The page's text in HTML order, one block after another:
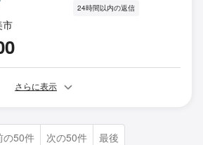
市
24時間以内の返信
さらに表示
の50件 次の50件 最後